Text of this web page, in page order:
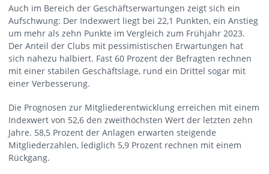
Auch im Bereich der Geschäftserwartungen zeigt sich ein
Aufschwung: Der Indexwert liegt bei 22,1 Punkten, ein Anstieg
um mehr als zehn Punkte im Vergleich zum Frühjahr 2023.
Der Anteil der Clubs mit pessimistischen Erwartungen hat
sich nahezu halbiert. Fast 60 Prozent der Befragten rechnen
mit einer stabilen Geschäftslage, rund ein Drittel sogar mit
einer Verbesserung.
Die Prognosen zur Mitgliederentwicklung erreichen mit einem
Indexwert von 52,6 den zweithöchsten Wert der letzten zehn
Jahre. 58,5 Prozent der Anlagen erwarten steigende
Mitgliederzahlen, lediglich 5,9 Prozent rechnen mit einem
Rückgang.